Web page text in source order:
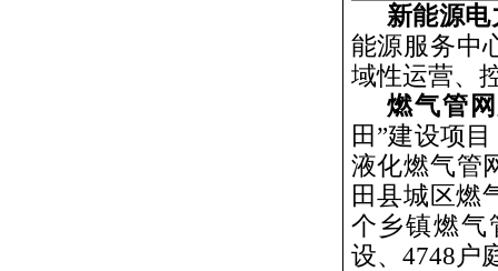
新能源
能源服务中
域性运营、
燃气管
田”建设项
液化燃气管
田县城区燃
个乡镇燃气
设、 4748 户